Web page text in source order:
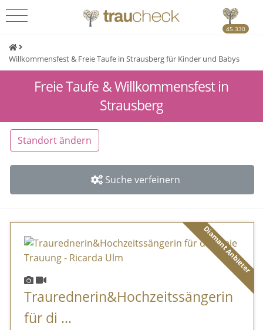
45.330
Willkommensfest & Freie Taufe in Strausberg für Kinder und Babys
Freie Taufe & Willkommensfest in
Strausberg
Standort ändern
Suche verfeinern
Diamant Anbieter
Traurednerin&Hochzeitssängerin
für di ...